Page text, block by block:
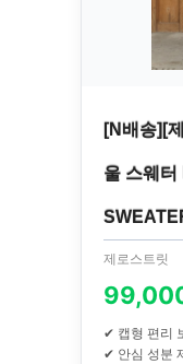
[N배송][
울 스웨
제로스트릿
✔ 캡형 편리
✔ 안심 성분